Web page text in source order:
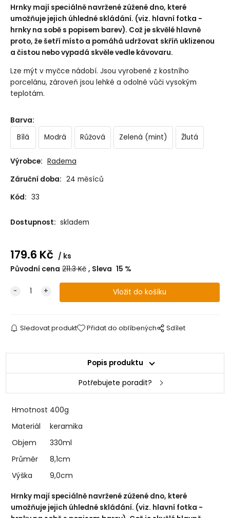
Hrnky mají speciálně navržené zúžené dno, které
umožňuje jejich úhledné skládání. (viz. hlavní fotka -
hrnky na sobě s popisem barev). Což je skvělé hlavně
proto, že šetří místo a pomáhá udržovat skříň uklizenou
a čistou nebo vypadá skvěle vedle kávovaru.
Lze mýt v myčce nádobí. Jsou vyrobené z kostního
porcelánu, zároveň jsou lehké a odolné vůči vysokým
teplotám.
Barva:
Bílá
Modrá Růžová Zelená (mint) Žlutá
Výrobce: Radema
Záruční doba: 24 měsíců
Kód: 33
Dostupnost: skladem
179.6 Kč
ks
Původní cena 211.3Kč Sleva 15 %
Sledovat produkt Přidat do oblíbených Sdílet
Popis produktu
Potřebujete poradit?
Hmotnost 400g
Materiál
keramika
Objem
330ml
Průměr
8,1cm
Výška
9,0cm
Hrnky mají speciálně navržené zúžené dno, které
umožňuje jejich úhledné skládání. (viz. hlavní fotka -